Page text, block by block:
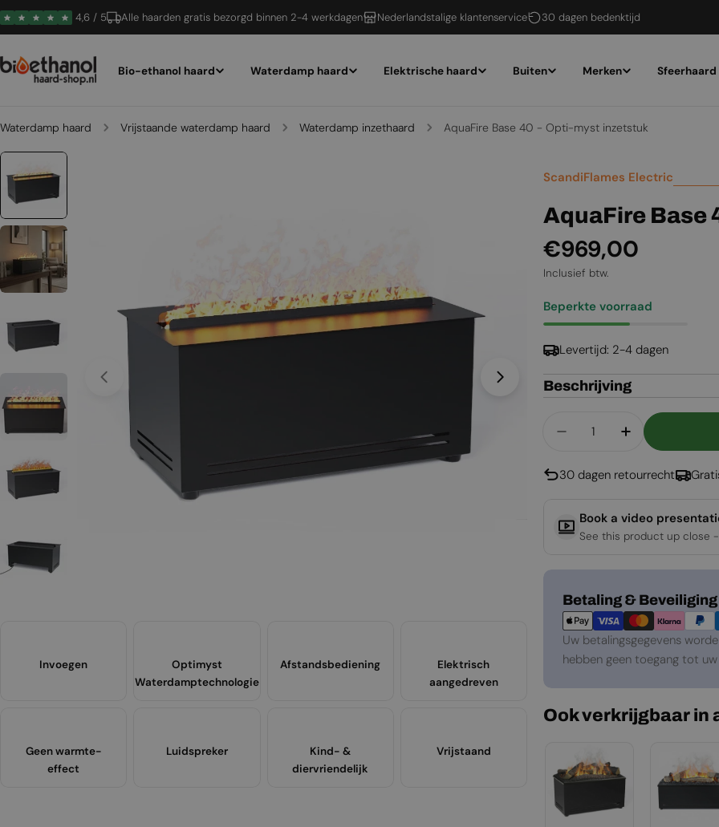
Ga
naar
4,6 / 5 Alle haarden gratis bezorgd binnen 2-4 werkdagen Nederlandstalige klantenservice 30 dagen bedenktijd
Bio-ethanol haard Waterdamp haard Elektrische haard Buiten Merken Sfeerhaard
Waterdamp haard Vrijstaande waterdamp haard Waterdamp inzethaard AquaFire Base 40 - Opti-myst inzetstuk
Open media 0 in een venster Open media 1 in een venster
Invoegen
Optimyst
Waterdamptechnologie
Afstandsbediening
Elektrisch
aangedreven
Geen warmte-
effect
Luidspreker
Kind- &
diervriendelijk
Vrijstaand
ScandiFlames Electric
AquaFire Base
Normale
prijs
€969,00
Inclusief btw.
Beperkte voorraad
Levertijd: 2-4 dagen
Beschrijving
Aantal Verlagen
Aantal
30 dagen retourrecht
Book a video
See this product up close
Betaling & Beveiliging
Betaalmethoden
Uw betalingsgegevens
hebben geen toegang tot
Ook verkrijgbaar in